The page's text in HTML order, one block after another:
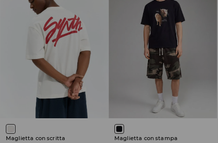
Maglietta con scritta Maglietta con stampa